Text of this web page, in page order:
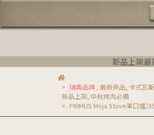
新品上架最
瑞典品牌 , 最新商品, 卡式瓦
新品上架, 中秋烤肉必備
PRIMUS Moja Stove單口爐/